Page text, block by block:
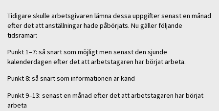
Tidigare skulle arbetsgivaren lämna dessa uppgifter senast en månad
efter det att anställningar hade påbörjats. Nu gäller följande
tidsramar:
Punkt 1–7: så snart som möjligt men senast den sjunde
kalenderdagen efter det att arbetstagaren har börjat arbeta.
Punkt 8: så snart som informationen är känd
Punkt 9–13: senast en månad efter det att arbetstagaren har börjat
arbeta